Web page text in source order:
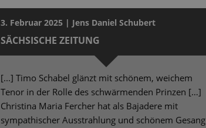
3. Februar 2025 | Jens Daniel Schubert
SÄCHSISCHE ZEITUNG
[...] Timo Schabel glänzt mit schönem, weichem
Tenor in der Rolle des schwärmenden Prinzen […]
Christina Maria Fercher hat als Bajadere mit
sympathischer Ausstrahlung und schönem Gesang